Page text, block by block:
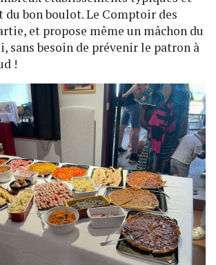
du bon boulot. Le Comptoir des
et propose même un mâchon du
sans besoin de prévenir le patron à
!